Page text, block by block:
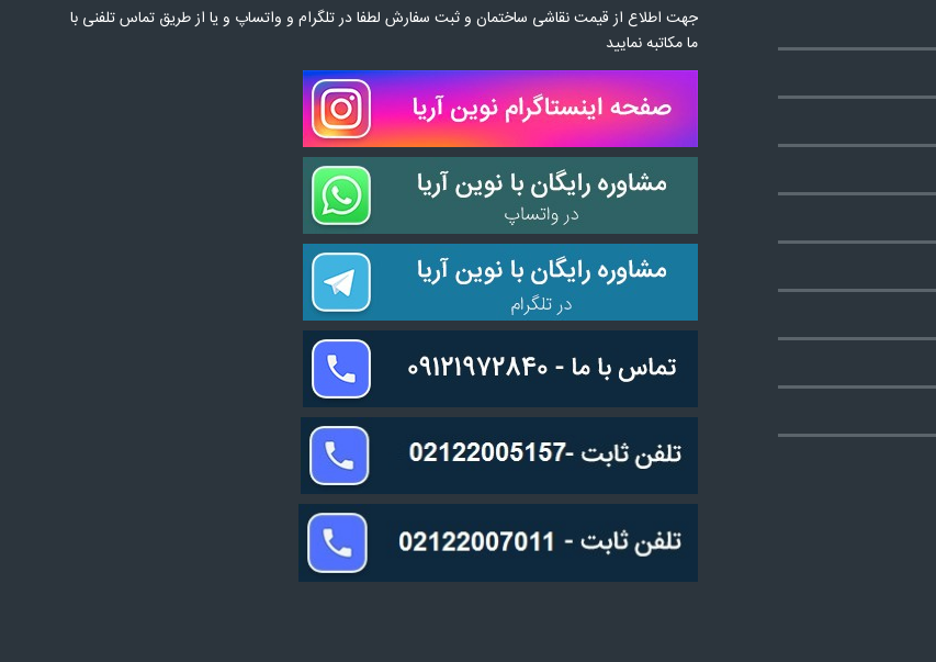
جهت اطلاع از قیمت نقاشی ساختمان و ثبت سفارش لطفا در تلگرام و واتساپ و یا از طریق تماس تلفنی با
ما مکاتبه نمایید